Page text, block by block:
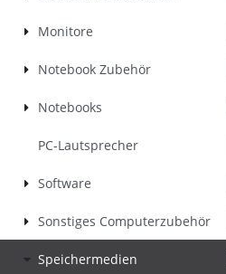
Monitore
Notebook Zubehör
Notebooks
PC-Lautsprecher
Software
Sonstiges Computerzubehör
Speichermedien